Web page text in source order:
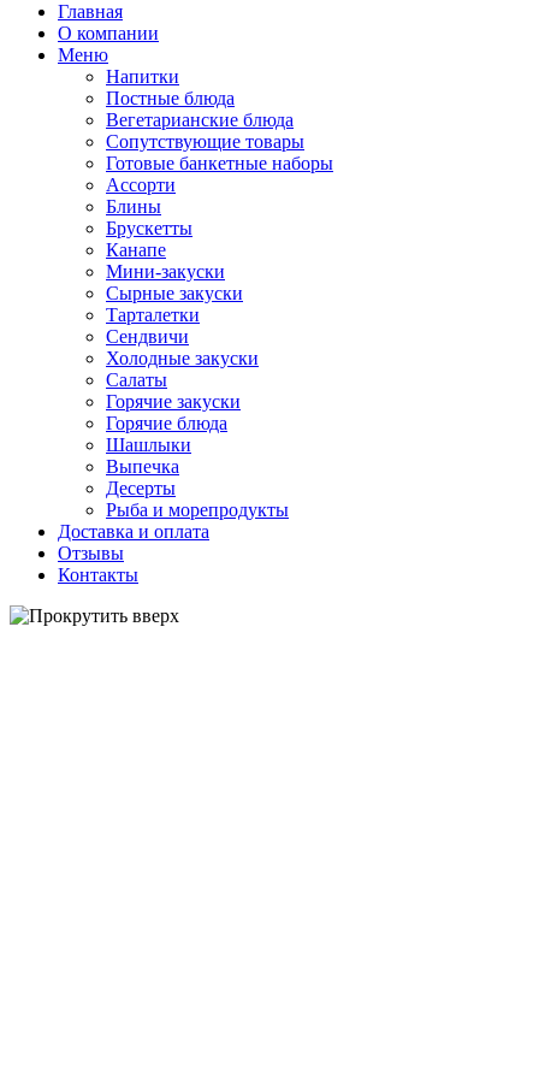
Главная
О компании
Меню
Напитки
Постные блюда
Вегетарианские блюда
Сопутствующие товары
Готовые банкетные наборы
Ассорти
Блины
Брускетты
Канапе
Мини-закуски
Сырные закуски
Тарталетки
Сендвичи
Холодные закуски
Салаты
Горячие закуски
Горячие блюда
Шашлыки
Выпечка
Десерты
Рыба и морепродукты
Доставка и оплата
Отзывы
Контакты